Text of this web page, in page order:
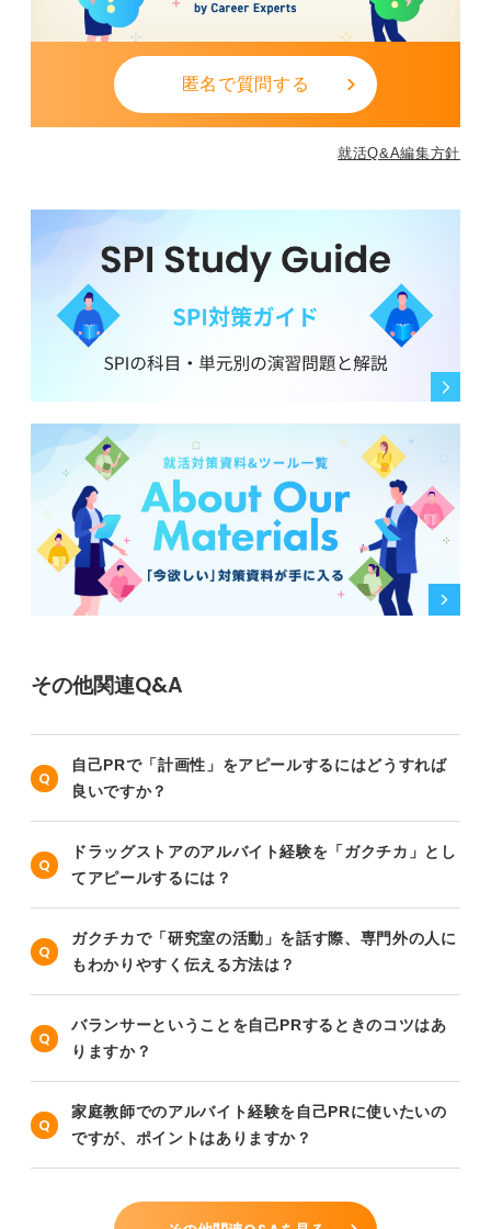
匿名で質問する
就活Q&A編集方針
その他関連Q&A
自己PRで「計画性」をアピールするにはどうすれば
良いですか？
ドラッグストアのアルバイト経験を「ガクチカ」とし
てアピールするには？
ガクチカで「研究室の活動」を話す際、専門外の人に
もわかりやすく伝える方法は？
バランサーということを自己PRするときのコツはあ
りますか？
家庭教師でのアルバイト経験を自己PRに使いたいの
ですが、ポイントはありますか？